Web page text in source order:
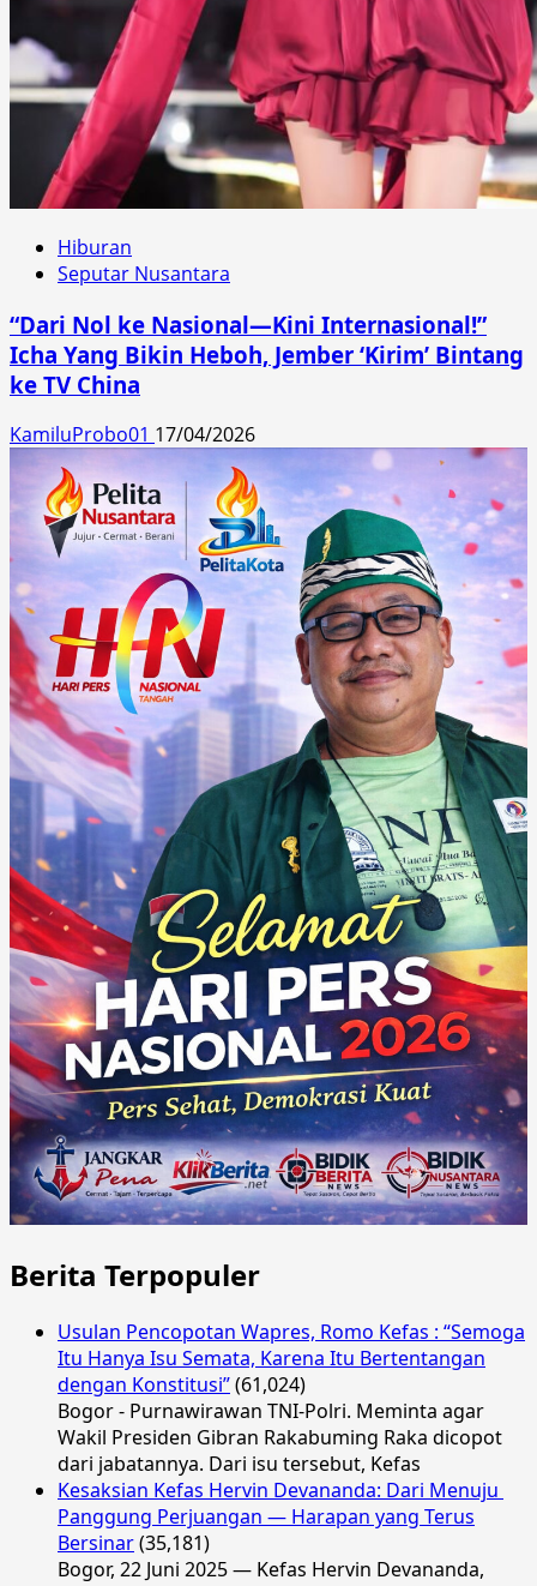
Hiburan
Seputar Nusantara
“Dari Nol ke Nasional—Kini Internasional!”
Icha Yang Bikin Heboh, Jember ‘Kirim’ Bintang
ke TV China
KamiluProbo01 17/04/2026
Berita Terpopuler
Usulan Pencopotan Wapres, Romo Kefas : “Semoga
Itu Hanya Isu Semata, Karena Itu Bertentangan
dengan Konstitusi”(61,024)
Bogor - Purnawirawan TNI-Polri. Meminta agar
Wakil Presiden Gibran Rakabuming Raka dicopot
dari jabatannya. Dari isu tersebut, Kefas
Kesaksian Kefas Hervin Devananda: Dari Menuju
Panggung Perjuangan — Harapan yang Terus
Bersinar(35,181)
Bogor, 22 Juni 2025 — Kefas Hervin Devananda,